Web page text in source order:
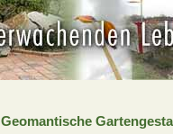
Geomantische